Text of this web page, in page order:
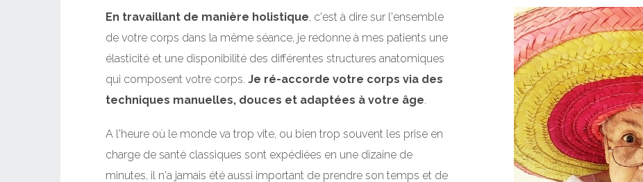
En travaillant de manière holistique, c'est à dire sur l'ensemble
de votre corps dans la même séance, je redonne à mes patients une
élasticité et une disponibilité des différentes structures anatomiques
qui composent votre corps. Je ré-accorde votre corps via des
techniques manuelles, douces et adaptées à votre âge.
A l'heure où le monde va trop vite, ou bien trop souvent les prise en
charge de santé classiques sont expédiées en une dizaine de
minutes, il n'a jamais été aussi important de prendre son temps et de